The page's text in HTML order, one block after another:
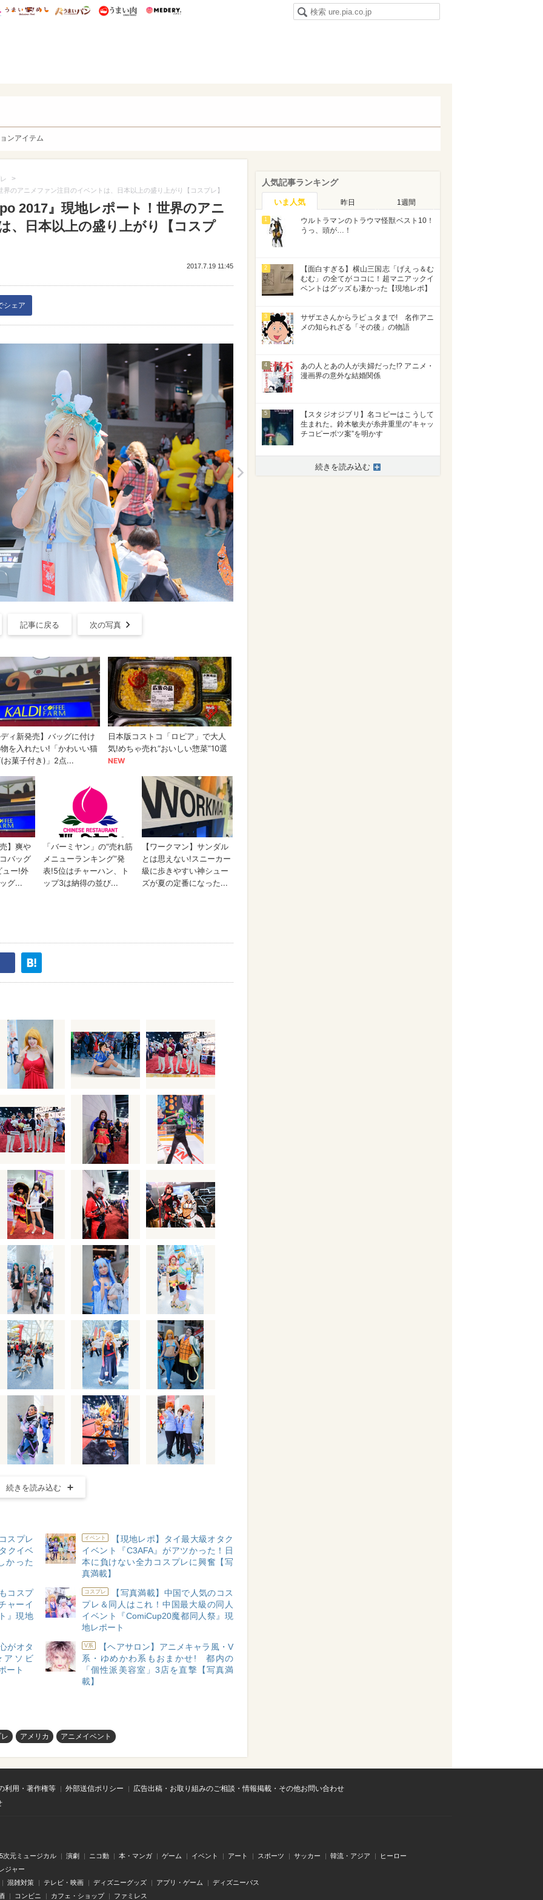
研 ディズニー特集
mimot. うまいめし うまいパン うまい肉
ンアイテム
>
のアニメファン注目のイベントは、日本以上の盛り上がり【コスプレ】
2017』現地レポート！世界のアニ
、日本以上の盛り上がり【コスプ
2017.7.19 11:45
シェア
記事に戻る 次の写真
続きを読み込む
スプレ
クイベ
かった
イベント
【現地レポ】タイ最大級オタク
イベント『C3AFA』がアツかった！日
本に負けない全力コスプレに興奮【写
真満載】
コスプ
ャーイ
』現地
コスプレ
【写真満載】中国で人気のコス
プレ＆同人はこれ！中国最大級の同人
イベント『ComiCup20魔都同人祭』現
地レポート
がオタ
ソビ
ート
V系
【ヘアサロン】アニメキャラ風・V
系・ゆめかわ系もおまかせ! 都内の
「個性派美容室」3店を直撃【写真満
載】
アメリカ アニメイベント
人気記事ランキング
いま人気 昨日 1週間
1
ウルトラマンのトラウマ怪獣ベスト10！
うっ、頭が…！
2
【面白すぎる】横山三国志「げえっ＆む
むむ」の全てがココに！超マニアックイ
ベントはグッズも凄かった【現地レポ】
3
サザエさんからラピュタまで! 名作アニ
メの知られざる「その後」の物語
4
あの人とあの人が夫婦だった!? アニメ・
漫画界の意外な結婚関係
5
【スタジオジブリ】名コピーはこうして
生まれた。鈴木敏夫が糸井重里の“キャッ
チコピーボツ案”を明かす
続きを読み込む
利用・著作権等 外部送信ポリシー
広告出稿・お取り組みのご相談・情報掲載・その他お問い合わせ
次元ミュージカル 演劇 ニコ動 本・マンガ ゲーム イベント アート スポーツ サッカー 韓流・アジア
ヒーロー
ジャー
混雑対策
テレビ・映画 ディズニーグッズ アプリ・ゲーム
ディズニーパス
コンビニ カフェ・ショップ ファミレス